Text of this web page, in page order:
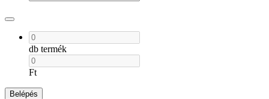
db termék
Ft
Belépés